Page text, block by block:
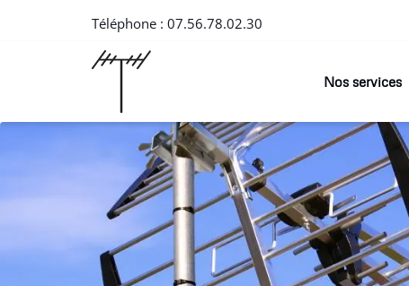
Téléphone : 07.56.78.02.30
Nos services